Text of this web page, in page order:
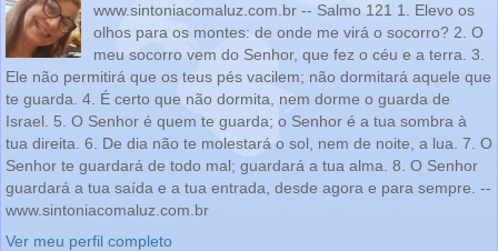
www.sintoniacomaluz.com.br -- Salmo 121 1. Elevo os
olhos para os montes: de onde me virá o socorro? 2. O
meu socorro vem do Senhor, que fez o céu e a terra. 3.
Ele não permitirá que os teus pés vacilem; não dormitará aquele que
te guarda. 4. É certo que não dormita, nem dorme o guarda de
Israel. 5. O Senhor é quem te guarda; o Senhor é a tua sombra à
tua direita. 6. De dia não te molestará o sol, nem de noite, a lua. 7. O
Senhor te guardará de todo mal; guardará a tua alma. 8. O Senhor
guardará a tua saída e a tua entrada, desde agora e para sempre. --
www.sintoniacomaluz.com.br
Ver meu perfil completo